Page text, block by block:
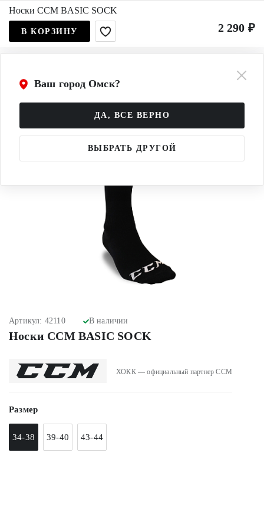
Ваш город Омск?
ДА, ВСЕ ВЕРНО
ВЫБРАТЬ ДРУГОЙ
Артикул: 42110 В наличии
Носки CCM BASIC SOCK
ХОКК — официальный партнер CCM
Размер
34-38 39-40 43-44
Носки CCM BASIC SOCK
2 290 ₽
В КОРЗИНУ